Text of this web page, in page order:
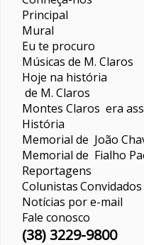
Principal
Mural
Eu te procuro
Músicas de M. Claros
Hoje na história
de M. Claros
Montes Claros era
História
Memorial de João
Memorial de Fialho
Reportagens
ColunistasConvidados
Notícias por e-mail
Fale conosco
(38) 3229-9800